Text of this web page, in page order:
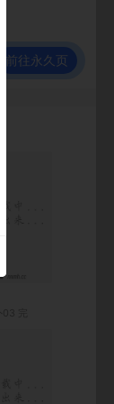
前往永久页